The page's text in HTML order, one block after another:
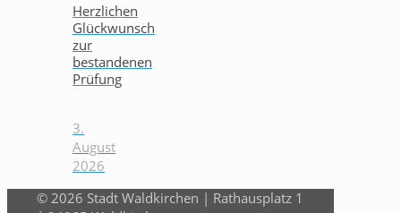
Herzlichen
Glückwunsch
zur
bestandenen
Prüfung
3.
August
2026
© 2026 Stadt Waldkirchen | Rathausplatz 1